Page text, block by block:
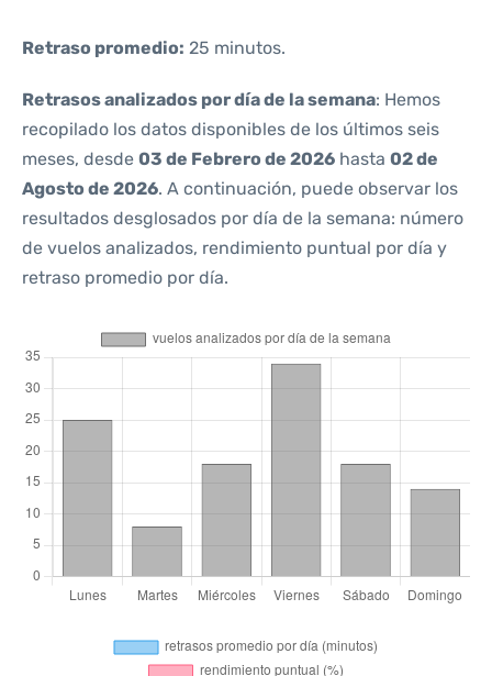
Retraso promedio: 25 minutos.
Retrasos analizados por día de la semana: Hemos
recopilado los datos disponibles de los últimos seis
meses, desde 03 de Febrero de 2026 hasta 02 de
Agosto de 2026. A continuación, puede observar los
resultados desglosados por día de la semana: número
de vuelos analizados, rendimiento puntual por día y
retraso promedio por día.